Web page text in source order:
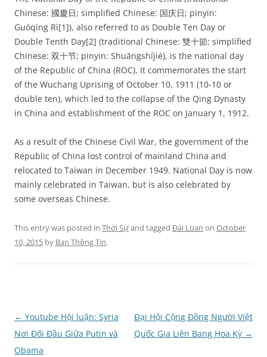
Chinese: 國慶日; simplified Chinese: 国庆日; pinyin:
Guóqìng Rì[1]), also referred to as Double Ten Day or
Double Tenth Day[2] (traditional Chinese: 雙十節; simplified
Chinese: 双十节; pinyin: Shuāngshíjié), is the national day
of the Republic of China (ROC). It commemorates the start
of the Wuchang Uprising of October 10, 1911 (10-10 or
double ten), which led to the collapse of the Qing Dynasty
in China and establishment of the ROC on January 1, 1912.
As a result of the Chinese Civil War, the government of the
Republic of China lost control of mainland China and
relocated to Taiwan in December 1949. National Day is now
mainly celebrated in Taiwan, but is also celebrated by
some overseas Chinese.
This entry was posted in Thời Sựand tagged Đài Loan on October
10, 2015 by Ban Thông Tin.
Post
navigation
← Youtube Hội luận: Syria
Nơi Đối Đầu Giữa Putin và
Obama
Đại Hội Cộng Đồng Người Việt
Quốc Gia Liên Bang Hoa Kỳ →